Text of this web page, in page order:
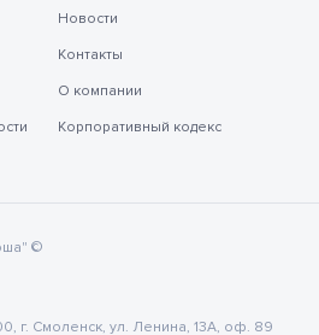
Новости
Контакты
О компании
Корпоративный кодекс
©
г. Смоленск, ул. Ленина, 13А, оф. 89